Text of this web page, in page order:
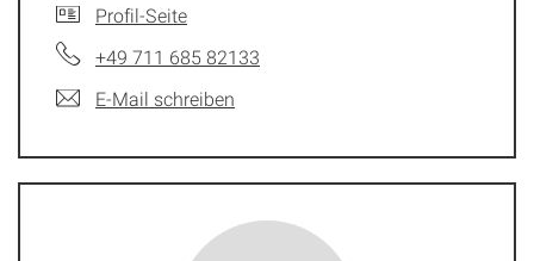
Profil-Seite
+49 711 685 82133
E-Mail schreiben